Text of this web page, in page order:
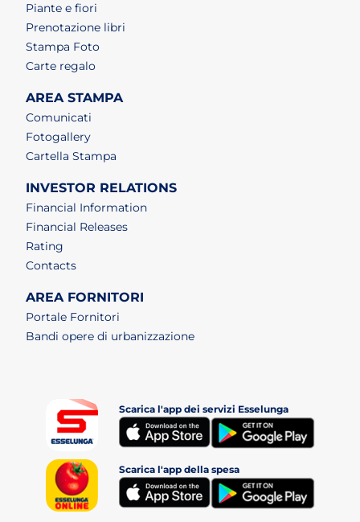
Piante e fiori
Prenotazione libri
Stampa Foto
Carte regalo
AREA STAMPA
Comunicati
Fotogallery
Cartella Stampa
INVESTOR RELATIONS
Financial Information
Financial Releases
Rating
Contacts
AREA FORNITORI
Portale Fornitori
Bandi opere di urbanizzazione
Scarica l'app dei servizi Esselunga
(apri in un nuovo tab)
(apri
Scarica l'app della spesa
(apri in un nuovo tab)
(apri